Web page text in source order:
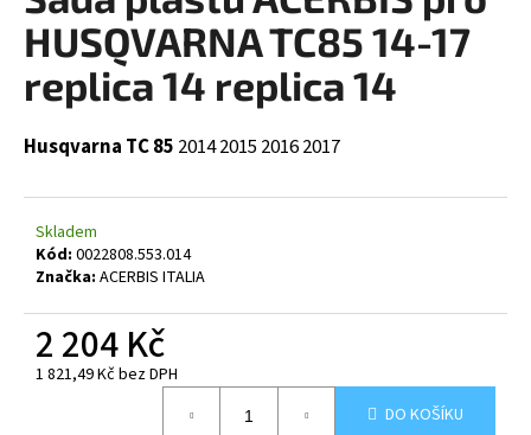
0,0
hvězdiček.
HUSQVARNA TC85 14-17
replica 14 replica 14
Husqvarna TC 85 20142015 20162017
Skladem
Kód: 0022808.553.014
Značka: ACERBIS ITALIA
2 204 Kč
1 821,49 Kč bez DPH
DO KOŠÍKU
a
j
í
?
HLEDAT
D